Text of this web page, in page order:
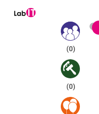
(0)
(0)